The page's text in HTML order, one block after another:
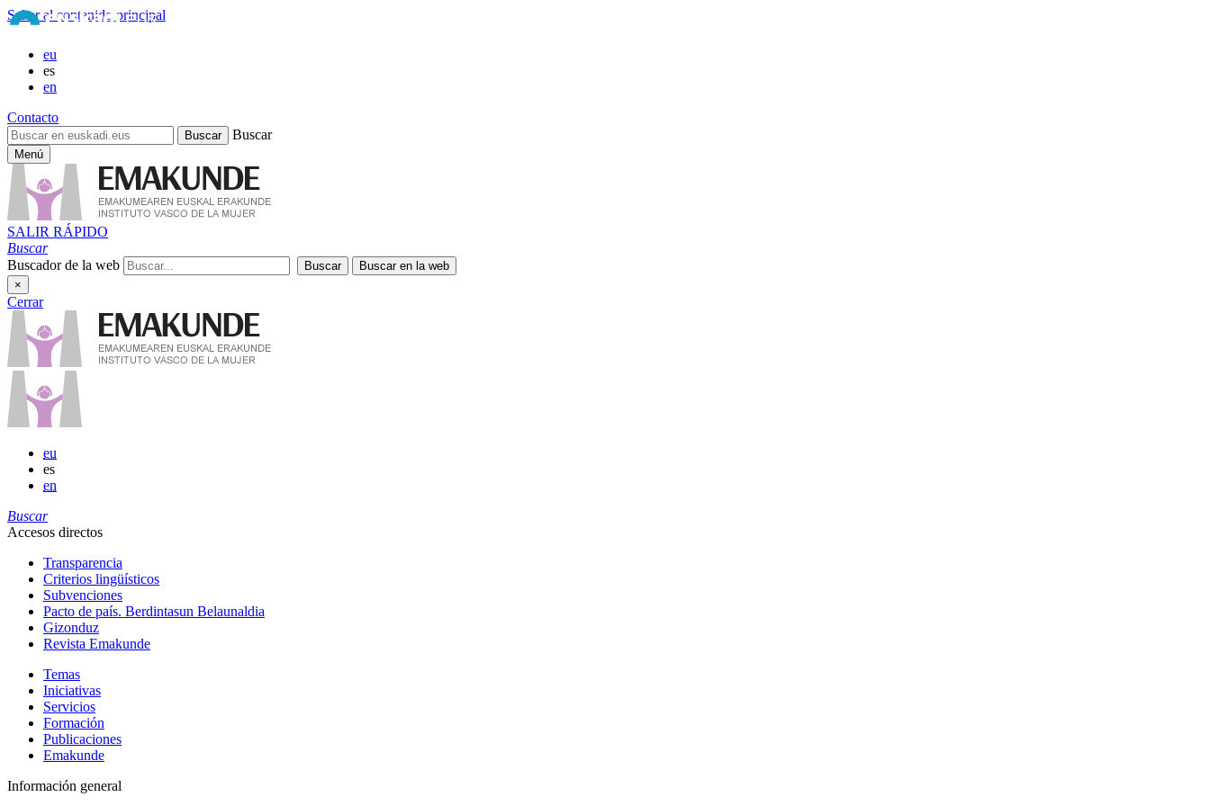
Saltar al contenido principal
eu
es
en
Contacto
Buscar
Menú
SALIR RÁPIDO
Buscar
Buscador de la web
×
Cerrar
eu
es
en
Buscar
Accesos directos
Transparencia
Criterios lingüísticos
Subvenciones
Pacto de país. Berdintasun Belaunaldia
Gizonduz
Revista Emakunde
Temas
Iniciativas
Servicios
Formación
Publicaciones
Emakunde
Información general